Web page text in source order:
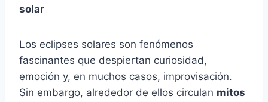
solar
Los eclipses solares son fenómenos
fascinantes que despiertan curiosidad,
emoción y, en muchos casos, improvisación.
Sin embargo, alrededor de ellos circulan mitos